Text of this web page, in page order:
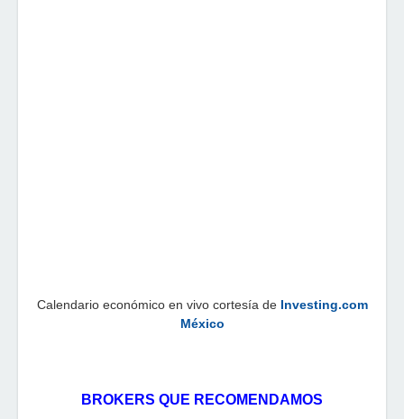
Calendario económico en vivo cortesía de Investing.com
México
BROKERS QUE RECOMENDAMOS